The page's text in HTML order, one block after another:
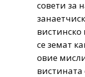
совети за
се земат
овие
вистината